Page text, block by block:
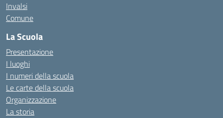
Invalsi
Comune
La Scuola
Presentazione
I luoghi
I numeri della scuola
Le carte della scuola
Organizzazione
La storia